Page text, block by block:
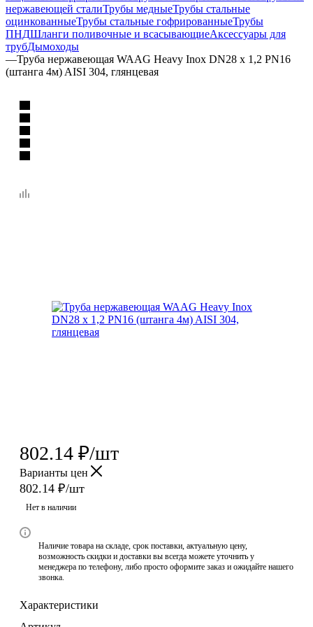
нержавеющей сталиТрубы медныеТрубы стальные
оцинкованныеТрубы стальные гофрированныеТрубы
ПНДШланги поливочные и всасывающиеАксессуары для
трубДымоходы
—Труба нержавеющая WAAG Heavy Inox DN28 x 1,2 PN16
(штанга 4м) AISI 304, глянцевая
802.14 ₽/шт
Варианты цен
802.14 ₽/шт
Нет в наличии
Наличие товара на складе, срок поставки, актуальную цену,
возможность скидки и доставки вы всегда можете уточнить у
менеджера по телефону, либо просто оформите заказ и ожидайте нашего
звонка.
Характеристики